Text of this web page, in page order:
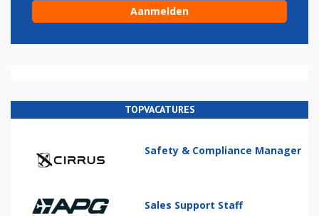
TOPVACATURES
Safety & Compliance Manager
Sales Support Staff